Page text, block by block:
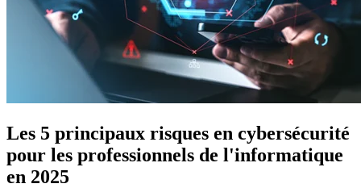
Les 5 principaux risques en cybersécurité
pour les professionnels de l'informatique
en 2025